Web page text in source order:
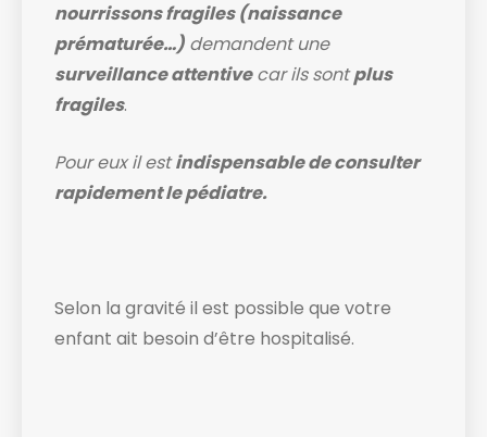
nourrissons fragiles (naissance
prématurée…) demandent une
surveillance attentivecar ils sontplus
fragiles.
Pour eux il estindispensable de consulter
rapidement le pédiatre.
Selon la gravité il est possible que votre
enfant ait besoin d’être hospitalisé.